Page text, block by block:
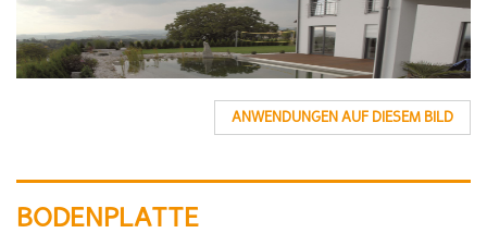
ANWENDUNGEN AUF DIESEM BILD
BODENPLATTE